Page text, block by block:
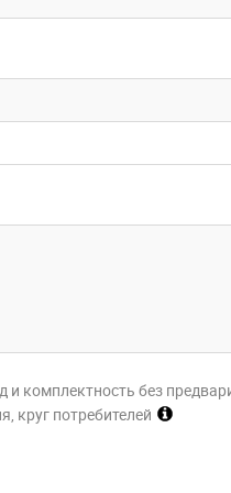
и комплектность без
круг потребителей